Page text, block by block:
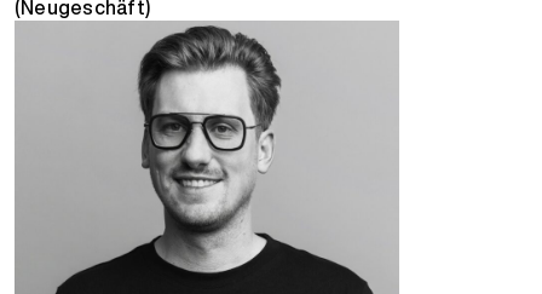
(Neugeschäft)